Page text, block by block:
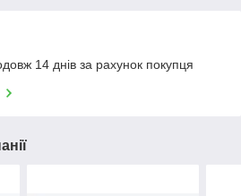
14 днів за рахунок покупця